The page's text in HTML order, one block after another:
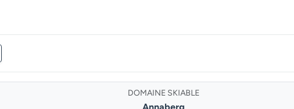
DOMAINE SKIABLE